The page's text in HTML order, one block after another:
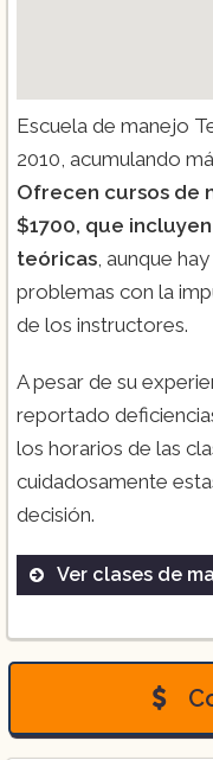
Escuela de manejo
2010, acumulando
Ofrecen cursos de
$1700, que
teóricas , aunque
problemas con la
de los instructores.
A pesar de su
reportado
los horarios de las
cuidadosamente
decisión.
Ver clases de
Clases
Asesoría en